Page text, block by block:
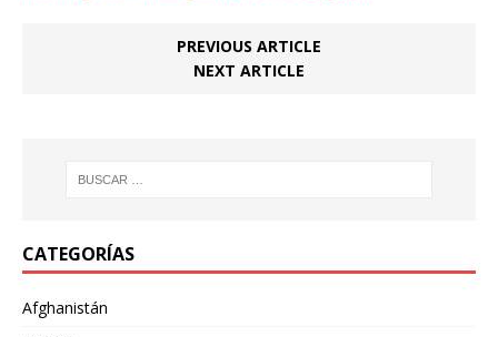
PREVIOUS ARTICLE
NEXT ARTICLE
CATEGORÍAS
Afghanistán